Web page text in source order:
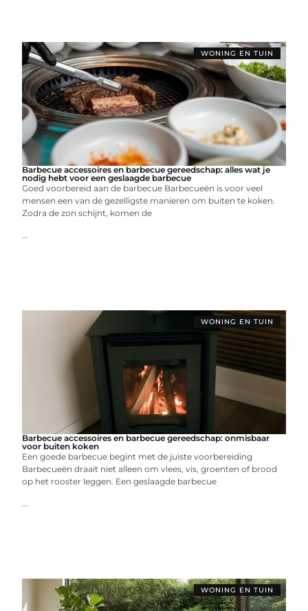
WONING EN TUIN
Barbecue accessoires en barbecue gereedschap: alles wat je
nodig hebt voor een geslaagde barbecue
Goed voorbereid aan de barbecue Barbecueën is voor veel
mensen een van de gezelligste manieren om buiten te koken.
Zodra de zon schijnt, komen de
...
WONING EN TUIN
Barbecue accessoires en barbecue gereedschap: onmisbaar
voor buiten koken
Een goede barbecue begint met de juiste voorbereiding
Barbecueën draait niet alleen om vlees, vis, groenten of brood
op het rooster leggen. Een geslaagde barbecue
...
WONING EN TUIN